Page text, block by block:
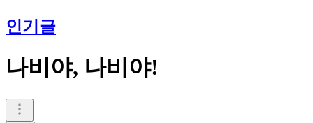
인기글
나비야, 나비야!